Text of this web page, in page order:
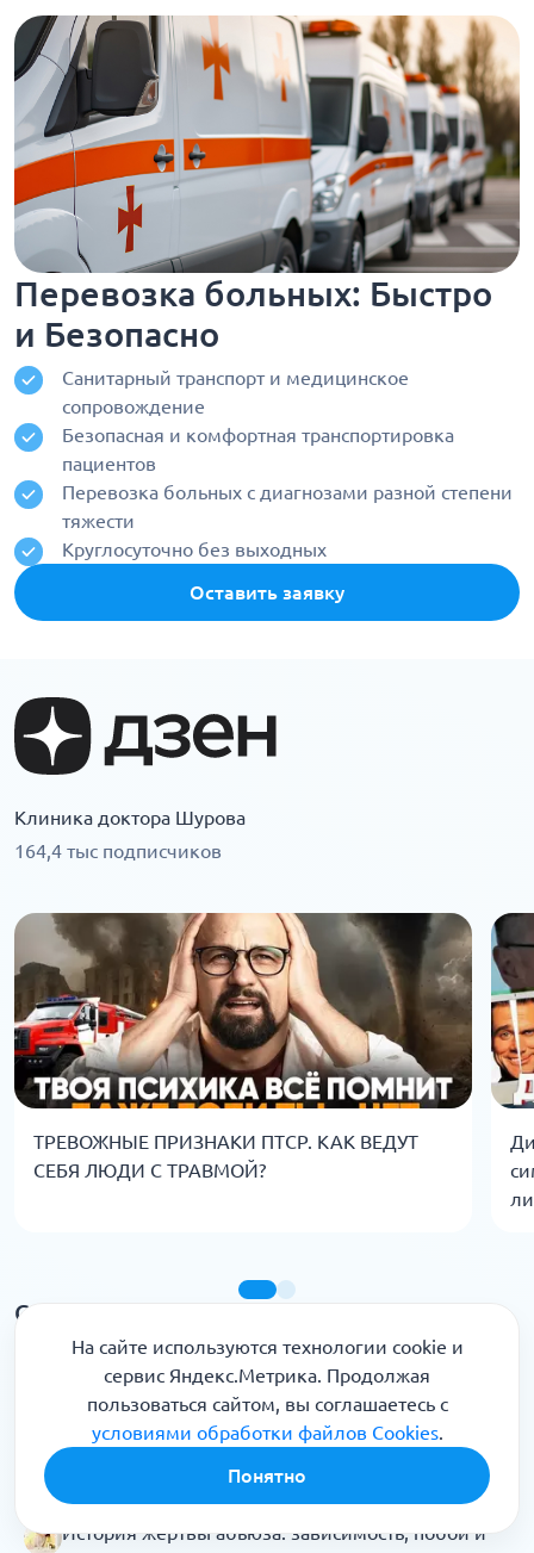
Перевозка больных: Быстро
и Безопасно
Санитарный транспорт и медицинское
сопровождение
Безопасная и комфортная транспортировка
пациентов
Перевозка больных с диагнозами разной степени
тяжести
Круглосуточно без выходных
Оставить заявку
Клиника доктора Шурова
164,4 тыс подписчиков
ТРЕВОЖНЫЕ ПРИЗНАКИ ПТСР. КАК ВЕДУТ
СЕБЯ ЛЮДИ С ТРАВМОЙ?
Статьи
Топ-10 признаков скрытой депрессии.
Рассказывает психиатр
Тревожно-депрессивное расстройство:
симптомы, причины, опасность. Рассказывает
История жертвы абьюза: зависимость, побои и
На сайте используются технологии cookie и
сервис Яндекс.Метрика. Продолжая
пользоваться сайтом, вы соглашаетесь с
условиями обработки файлов Cookies.
Понятно